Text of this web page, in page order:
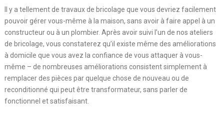
Il y a tellement de travaux de bricolage que vous devriez facilement
pouvoir gérer vous-même à la maison, sans avoir à faire appel à un
constructeur ou à un plombier. Après avoir suivi l’un de nos ateliers
de bricolage, vous constaterez qu’il existe même des améliorations
à domicile que vous avez la confiance de vous attaquer à vous-
même – de nombreuses améliorations consistent simplement à
remplacer des pièces par quelque chose de nouveau ou de
reconditionné qui peut être transformateur, sans parler de
fonctionnel et satisfaisant.